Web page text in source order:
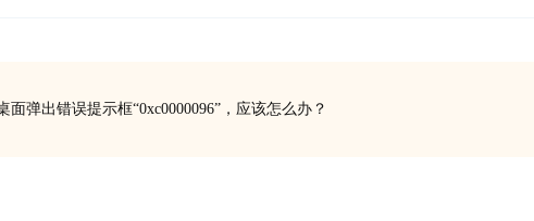
弹出错误提示框“0xc0000096”，应该怎么办？